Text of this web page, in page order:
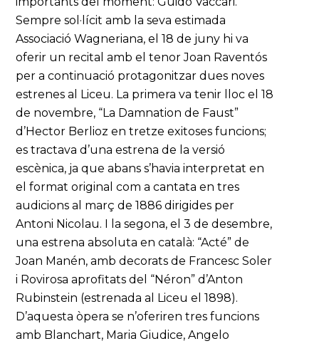
Sempre sol·lícit amb la seva estimada
Associació Wagneriana, el 18 de juny hi va
oferir un recital amb el tenor Joan Raventós
per a continuació protagonitzar dues noves
estrenes al Liceu. La primera va tenir lloc el 18
de novembre, “La Damnation de Faust”
d’Hector Berlioz en tretze exitoses funcions;
es tractava d’una estrena de la versió
escènica, ja que abans s’havia interpretat en
el format original com a cantata en tres
audicions al març de 1886 dirigides per
Antoni Nicolau. I la segona, el 3 de desembre,
una estrena absoluta en català: “Acté” de
Joan Manén, amb decorats de Francesc Soler
i Rovirosa aprofitats del “Néron” d’Anton
Rubinstein (estrenada al Liceu el 1898).
D’aquesta òpera se n’oferiren tres funcions
amb Blanchart, Maria Giudice, Angelo